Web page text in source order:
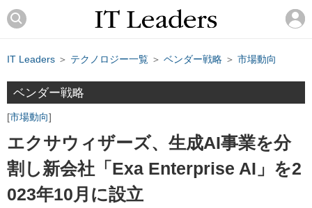
IT Leaders ＞ テクノロジー一覧 ＞ ベンダー戦略 ＞ 市場動向
ベンダー戦略
市場動向
エクサウィザーズ、生成AI事業を分
割し新会社「Exa Enterprise AI」を2
023年10月に設立